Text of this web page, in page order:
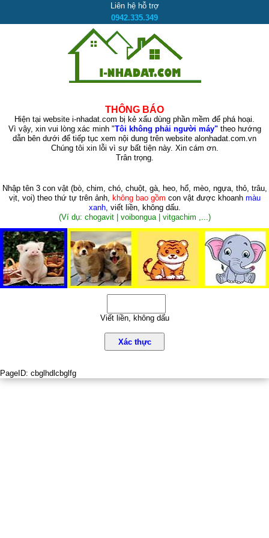
Liên hệ hỗ trợ
0942.335.349
THÔNG BÁO
Hiện tại website i-nhadat.com bị kẻ xấu dùng phần mềm để phá hoại.
Vì vậy, xin vui lòng xác minh "Tôi không phải người máy"theo hướng
dẫn bên dưới để tiếp tục xem nội dung trên website alonhadat.com.vn
Chúng tôi xin lỗi vì sự bất tiện này. Xin cám ơn.
Trân trọng.
Nhập tên 3 con vật (bò, chim, chó, chuột, gà, heo, hổ, mèo, ngựa, thỏ, trâu,
vịt, voi)theo thứ tự trên ảnh, không bao gồm con vật được khoanh màu
xanh, viết liền, không dấu.
(Ví dụ: chogavit | voibongua | vitgachim ,...)
Viết liền, không dấu
Xác thực
PageID: cbglhdlcbglfg